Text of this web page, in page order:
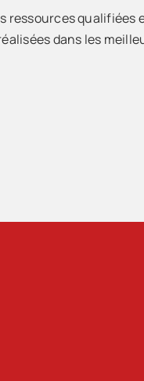
qualifiées
dans les